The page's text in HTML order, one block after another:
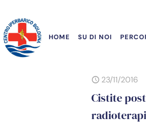
HOME SU DI NOI
23/11/2016
Cistite